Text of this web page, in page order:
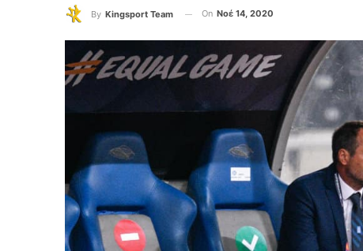
By Kingsport Team On Νοέ 14, 2020